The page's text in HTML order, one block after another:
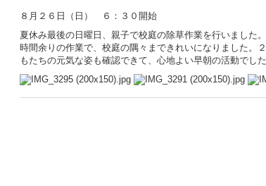
８月２６日（日） ６：３０開始
夏休み最後の日曜日、親子で校庭の除草作業を行いました
時間余りの作業で、校庭の隅々まできれいになりました。
もたちの元気な姿も確認できて、心地よい早朝の活動でした